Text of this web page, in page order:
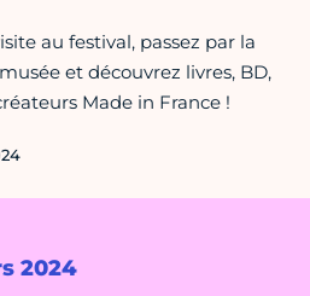
2024
au festival, passez par la
et découvrez livres, BD,
Made in France !